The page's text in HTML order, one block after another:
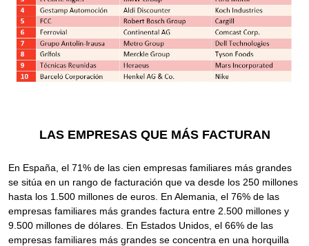
LAS EMPRESAS QUE MÁS FACTURAN
En España, el 71% de las cien empresas familiares más grandes
se sitúa en un rango de facturación que va desde los 250 millones
hasta los 1.500 millones de euros. En Alemania, el 76% de las
empresas familiares más grandes factura entre 2.500 millones y
9.500 millones de dólares. En Estados Unidos, el 66% de las
empresas familiares más grandes se concentra en una horquilla